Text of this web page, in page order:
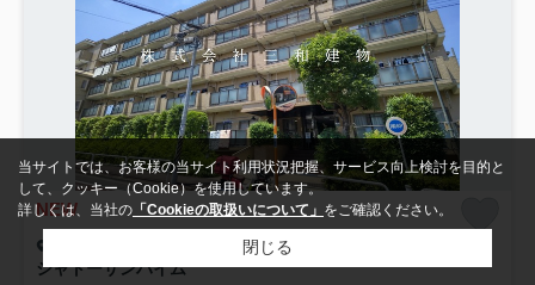
NEW
シャトーサンハイム
当サイトでは、お客様の当サイト利用状況把握、サービス向上検討を目的と
して、クッキー（Cookie）を使用しています。
詳しくは、当社の 「Cookieの取扱いについて」 をご確認ください。
閉じる